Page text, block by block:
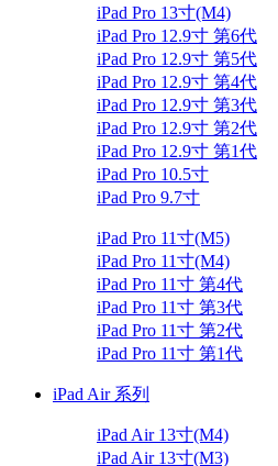
iPad Pro 13寸(M4)
iPad Pro 12.9寸 第6代
iPad Pro 12.9寸 第5代
iPad Pro 12.9寸 第4代
iPad Pro 12.9寸 第3代
iPad Pro 12.9寸 第2代
iPad Pro 12.9寸 第1代
iPad Pro 10.5寸
iPad Pro 9.7寸
iPad Pro 11寸(M5)
iPad Pro 11寸(M4)
iPad Pro 11寸 第4代
iPad Pro 11寸 第3代
iPad Pro 11寸 第2代
iPad Pro 11寸 第1代
iPad Air 系列
iPad Air 13寸(M4)
iPad Air 13寸(M3)